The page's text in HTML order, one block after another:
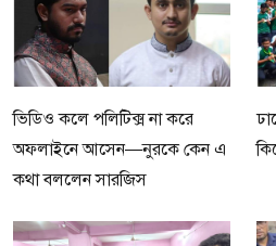
ভিডিও কলে পলিটিক্স না করে
অফলাইনে আসেন—নুরকে কেন এ
কথা বললেন সারজিস